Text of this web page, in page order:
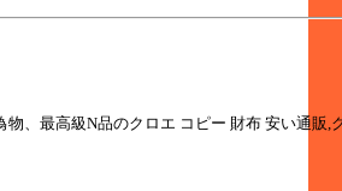
、最高級N品のクロエ コピー 財布 安い通販